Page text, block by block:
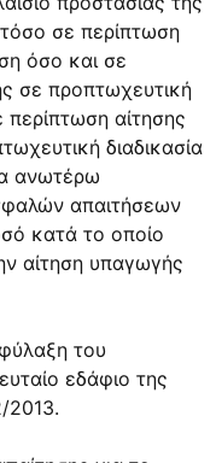
σε περίπτωση
όσο και σε
σε προπτωχευτική
περίπτωση αίτησης
διαδικασία
ανωτέρω
απαιτήσεων
κατά το οποίο
αίτηση υπαγωγής
του
εδάφιο της
2013.